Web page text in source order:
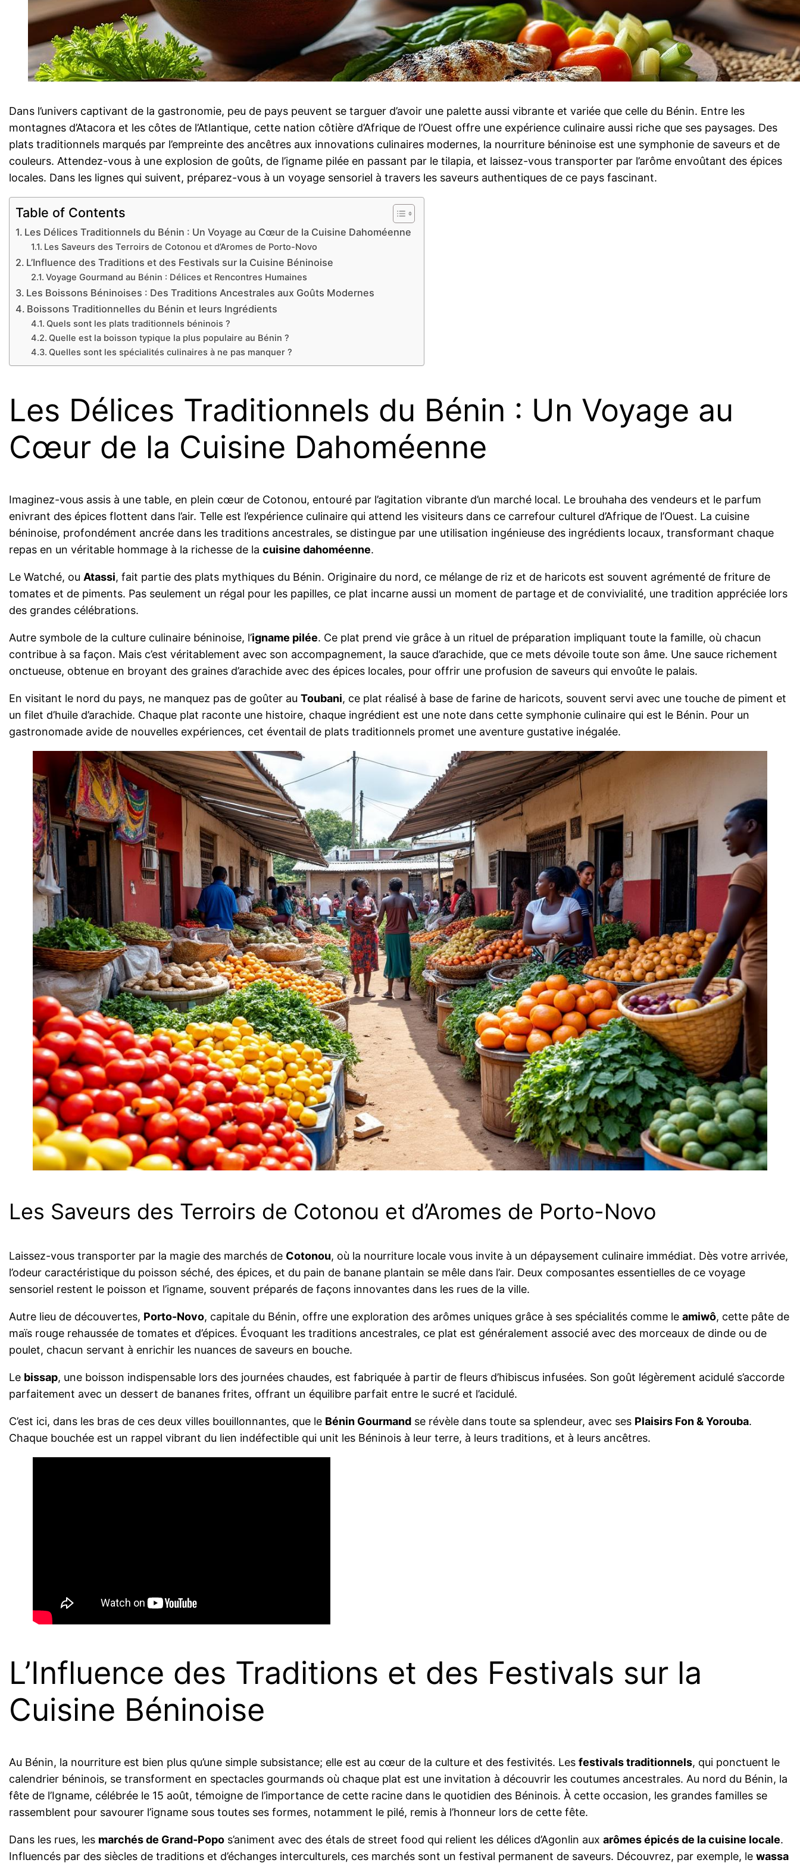
Dans l’univers captivant de la gastronomie, peu de pays peuvent se targuer d’avoir une palette aussi vibrante et variée que celle du Bénin. Entre les
montagnes d’Atacora et les côtes de l’Atlantique, cette nation côtière d’Afrique de l’Ouest offre une expérience culinaire aussi riche que ses paysages. Des
plats traditionnels marqués par l’empreinte des ancêtres aux innovations culinaires modernes, la nourriture béninoise est une symphonie de saveurs et de
couleurs. Attendez-vous à une explosion de goûts, de l’igname pilée en passant par le tilapia, et laissez-vous transporter par l’arôme envoûtant des épices
locales. Dans les lignes qui suivent, préparez-vous à un voyage sensoriel à travers les saveurs authentiques de ce pays fascinant.
Table of Contents
Les Délices Traditionnels du Bénin : Un Voyage au Cœur de la Cuisine Dahoméenne
Les Saveurs des Terroirs de Cotonou et d’Aromes de Porto-Novo
L’Influence des Traditions et des Festivals sur la Cuisine Béninoise
Voyage Gourmand au Bénin : Délices et Rencontres Humaines
Les Boissons Béninoises : Des Traditions Ancestrales aux Goûts Modernes
Boissons Traditionnelles du Bénin et leurs Ingrédients
Quels sont les plats traditionnels béninois ?
Quelle est la boisson typique la plus populaire au Bénin ?
Quelles sont les spécialités culinaires à ne pas manquer ?
Les Délices Traditionnels du Bénin : Un Voyage au
Cœur de la Cuisine Dahoméenne
Imaginez-vous assis à une table, en plein cœur de Cotonou, entouré par l’agitation vibrante d’un marché local. Le brouhaha des vendeurs et le parfum
enivrant des épices flottent dans l’air. Telle est l’expérience culinaire qui attend les visiteurs dans ce carrefour culturel d’Afrique de l’Ouest. La cuisine
béninoise, profondément ancrée dans les traditions ancestrales, se distingue par une utilisation ingénieuse des ingrédients locaux, transformant chaque
repas en un véritable hommage à la richesse de lacuisine dahoméenne.
Le Watché, ou Atassi, fait partie des plats mythiques du Bénin. Originaire du nord, ce mélange de riz et de haricots est souvent agrémenté de friture de
tomates et de piments. Pas seulement un régal pour les papilles, ce plat incarne aussi un moment de partage et de convivialité, une tradition appréciée lors
des grandes célébrations.
Autre symbole de la culture culinaire béninoise, l’igname pilée. Ce plat prend vie grâce à un rituel de préparation impliquant toute la famille, où chacun
contribue à sa façon. Mais c’est véritablement avec son accompagnement, la sauce d’arachide, que ce mets dévoile toute son âme. Une sauce richement
onctueuse, obtenue en broyant des graines d’arachide avec des épices locales, pour offrir une profusion de saveurs qui envoûte le palais.
En visitant le nord du pays, ne manquez pas de goûter auToubani, ce plat réalisé à base de farine de haricots, souvent servi avec une touche de piment et
un filet d’huile d’arachide. Chaque plat raconte une histoire, chaque ingrédient est une note dans cette symphonie culinaire qui est le Bénin. Pour un
gastronomade avide de nouvelles expériences, cet éventail de plats traditionnels promet une aventure gustative inégalée.
Les Saveurs des Terroirs de Cotonou et d’Aromes de Porto-Novo
Laissez-vous transporter par la magie des marchés de Cotonou, où la nourriture locale vous invite à un dépaysement culinaire immédiat. Dès votre arrivée,
l’odeur caractéristique du poisson séché, des épices, et du pain de banane plantain se mêle dans l’air. Deux composantes essentielles de ce voyage
sensoriel restent le poisson et l’igname, souvent préparés de façons innovantes dans les rues de la ville.
Autre lieu de découvertes, Porto-Novo, capitale du Bénin, offre une exploration des arômes uniques grâce à ses spécialités comme leamiwô, cette pâte de
maïs rouge rehaussée de tomates et d’épices. Évoquant les traditions ancestrales, ce plat est généralement associé avec des morceaux de dinde ou de
poulet, chacun servant à enrichir les nuances de saveurs en bouche.
Le bissap, une boisson indispensable lors des journées chaudes, est fabriquée à partir de fleurs d’hibiscus infusées. Son goût légèrement acidulé s’accorde
parfaitement avec un dessert de bananes frites, offrant un équilibre parfait entre le sucré et l’acidulé.
C’est ici, dans les bras de ces deux villes bouillonnantes, que le Bénin Gourmand se révèle dans toute sa splendeur, avec ses Plaisirs Fon & Yorouba.
Chaque bouchée est un rappel vibrant du lien indéfectible qui unit les Béninois à leur terre, à leurs traditions, et à leurs ancêtres.
L’Influence des Traditions et des Festivals sur la
Cuisine Béninoise
Au Bénin, la nourriture est bien plus qu’une simple subsistance; elle est au cœur de la culture et des festivités. Lesfestivals traditionnels, qui ponctuent le
calendrier béninois, se transforment en spectacles gourmands où chaque plat est une invitation à découvrir les coutumes ancestrales. Au nord du Bénin, la
fête de l’Igname, célébrée le 15 août, témoigne de l’importance de cette racine dans le quotidien des Béninois. À cette occasion, les grandes familles se
rassemblent pour savourer l’igname sous toutes ses formes, notamment le pilé, remis à l’honneur lors de cette fête.
Dans les rues, les marchés de Grand-Popo s’animent avec des étals de street food qui relient les délices d’Agonlin auxarômes épicés de la cuisine locale.
Influencés par des siècles de traditions et d’échanges interculturels, ces marchés sont un festival permanent de saveurs. Découvrez, par exemple, lewassa